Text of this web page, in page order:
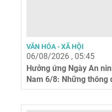
VĂN HÓA - XÃ HỘI
06/08/2026 , 05:45
Hưởng ứng Ngày An
Nam 6/8: Những thông
thực về...